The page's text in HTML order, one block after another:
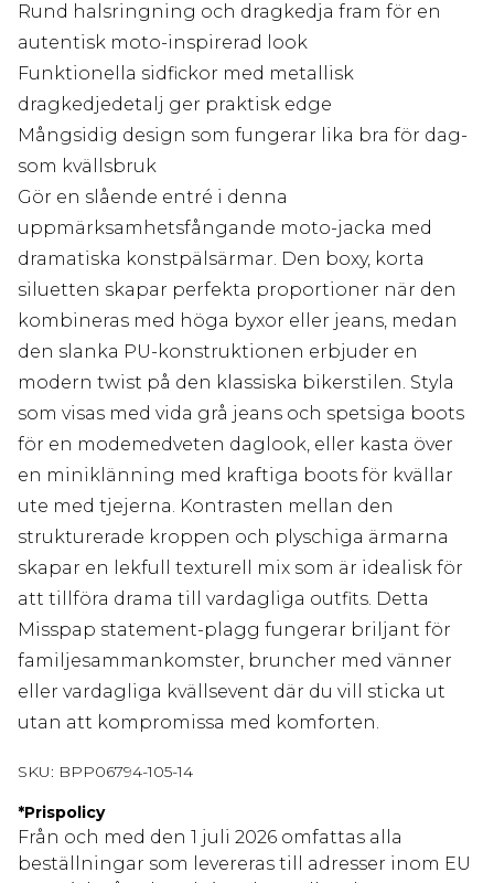
Rund halsringning och dragkedja fram för en
autentisk moto-inspirerad look
Funktionella sidfickor med metallisk
dragkedjedetalj ger praktisk edge
Mångsidig design som fungerar lika bra för dag-
som kvällsbruk
Gör en slående entré i denna
uppmärksamhetsfångande moto-jacka med
dramatiska konstpälsärmar. Den boxy, korta
siluetten skapar perfekta proportioner när den
kombineras med höga byxor eller jeans, medan
den slanka PU-konstruktionen erbjuder en
modern twist på den klassiska bikerstilen. Styla
som visas med vida grå jeans och spetsiga boots
för en modemedveten daglook, eller kasta över
en miniklänning med kraftiga boots för kvällar
ute med tjejerna. Kontrasten mellan den
strukturerade kroppen och plyschiga ärmarna
skapar en lekfull texturell mix som är idealisk för
att tillföra drama till vardagliga outfits. Detta
Misspap statement-plagg fungerar briljant för
familjesammankomster, bruncher med vänner
eller vardagliga kvällsevent där du vill sticka ut
utan att kompromissa med komforten.
SKU: BPP06794-105-14
*Prispolicy
Från och med den 1 juli 2026 omfattas alla
beställningar som levereras till adresser inom EU